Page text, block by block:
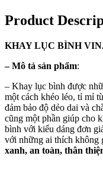
Product
KHAYLỤC BÌNH
–Mô tả sản phẩm:
– Khay lục bình được
một cách khéo léo, tỉ mỉ
đảm bảo độ dẻo dai và
cũng một phần giúp cho
bình với kiểu dáng đơn
với những ai thích không
xanh, an toàn, thân